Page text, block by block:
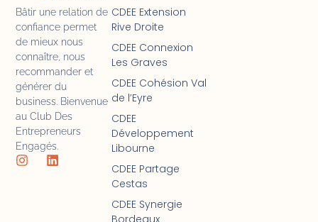
Bâtir une relation de
confiance permet
de mieux nous
connaître, nous
recommander et
générer du
business. Bienvenue
au Club Des
Entrepreneurs
Engagés.
CDEE Extension
Rive Droite
CDEE Connexion
Les Graves
CDEE Cohésion Val
de l’Eyre
CDEE
Développement
Libourne
CDEE Partage
Cestas
CDEE Synergie